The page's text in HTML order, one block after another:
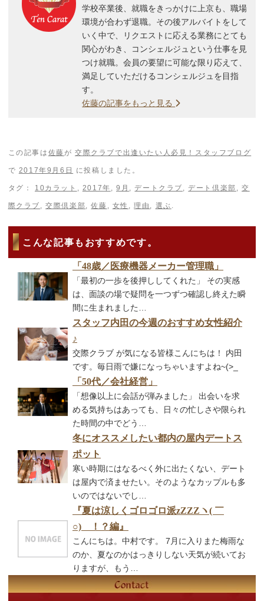
学校卒業後、就職をきっかけに上京も、職場
環境が合わず退職。その後アルバイトをして
いく中で、リクエストに応える業務にとても
関心がわき、コンシェルジュという仕事を見
つけ就職。会員の要望に可能な限り応えて、
満足していただけるコンシェルジュを目指
す。
佐藤の記事をもっと見る
この記事は 佐藤が 交際クラブで出逢いたい人必見！スタッフブログ
で 2017年9月6日 に投稿しました。
タグ： 10カラット , 2017年 ,9月 ,デートクラブ ,デート倶楽部 ,交
際クラブ ,交際倶楽部,佐藤 , 女性 ,理由 , 選ぶ .
こんな記事もおすすめです。
「48歳／医療機器メーカー管理職」
「最初の一歩を後押ししてくれた」 その実感
は、面談の場で疑問を一つずつ確認し終えた瞬
間に生まれました…
スタッフ内田の今週のおすすめ女性紹介
♪
交際クラブ が気になる皆様こんにちは！ 内田
です。毎日雨で嫌になっちゃいますよね~(>_
「50代／会社経営」
「想像以上に会話が弾みました」 出会いを求
める気持ちはあっても、日々の忙しさや限られ
た時間の中でどう…
冬にオススメしたい都内の屋内デートス
ポット
寒い時期にはなるべく外に出たくない、デート
は屋内で済ませたい。そのようなカップルも多
いのではないでし…
『夏は涼しく ゴロゴロ派zZZZヽ( ￣
○)ゞ！？編』
こんにちは。中村です。 7月に入りまた梅雨な
のか、夏なのかはっきりしない天気が続いてお
りますが、もう…